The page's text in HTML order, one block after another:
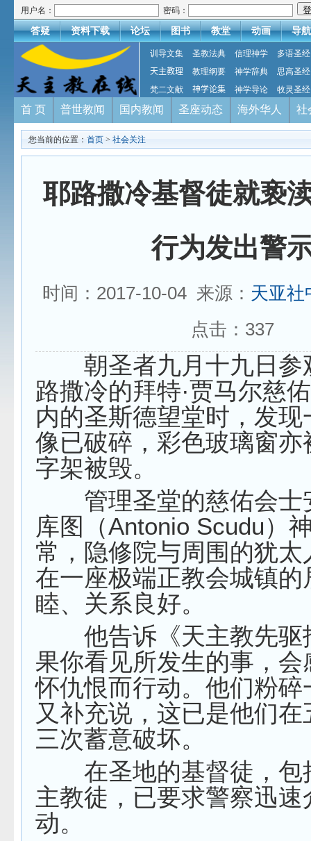
用户名： 密码：
答疑 资料下载 论坛 图书 教堂 动画 导航
训导文集 圣教法典 信理神学
多语圣经
天主教理
教理纲要 神学辞典
思高圣经
梵二文献
神学论集 神学导论 牧灵圣经
首 页 普世教闻 国内教闻 圣座动态 海外华人 社
您当前的位置： 首页 > 社会关注
耶路撒冷基督徒就亵
行为发出警
时间：2017-10-04 来源： 天亚社
点击： 337
朝圣者九月十九日参
路撒冷的拜特·贾马尔慈
内的圣斯德望堂时，发
像已破碎，彩色玻璃窗亦
字架被毁。
管理圣堂的慈佑会士
库图（Antonio Scudu）
常，隐修院与周围的犹太
在一座极端正教会城镇的
睦、关系良好。
他告诉《天主教先驱
果你看见所发生的事，会
怀仇恨而行动。他们粉碎
又补充说，这已是他们
三次蓄意破坏。
在圣地的基督徒，包
主教徒，已要求警察迅速
动。